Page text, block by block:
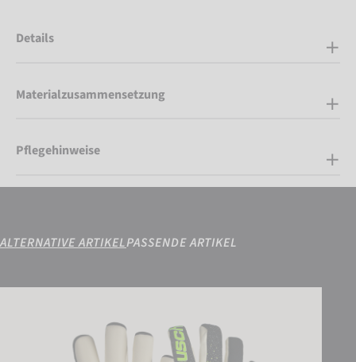
Details
Materialzusammensetzung
Pflegehinweise
ALTERNATIVE ARTIKELPASSENDE ARTIKEL